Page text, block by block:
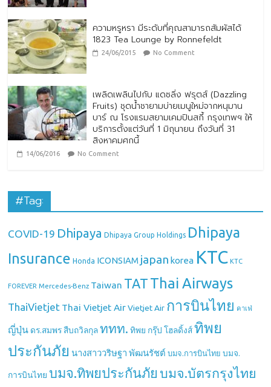
ความหรูหรา มีระดับที่คุณสามารถสัมผัสได้
1823 Tea Lounge by Ronnefeldt
24/06/2015 No Comment
เพลิดเพลินไปกับ แดซลิ่ง ฟรุตส์ (Dazzling
Fruits) ชุดน้ำชายามบ่ายเมนูใหม่จากหนุมาน
บาร์ ณ โรงแรมสยามเคมปินสกี้ กรุงเทพฯ ให้
บริการตั้งแต่วันที่ 1 มิถุนายน ถึงวันที่ 31
สิงหาคมศกนี้
14/06/2016 No Comment
#Tag:
COVID-19 Dhipaya Dhipaya Group Holdings Dhipaya
Insurance Honda ICONSIAM japan korea KTC KTC
FOREVER Mercedes-Benz Taiwan TAT Thai Airways
ThaiVietjet Thai Vietjet Air Vietjet Air การบินไทย คาเฟ่
ญี่ปุ่น ดร.สมพร สืบถวิลกุล ททท. ทิพย กรุ๊ป โฮลดิ้งส์ ทิพย
ประกันภัย นางสาววริษฐา พัฒนรัชต์ บมจ.การบินไทย บมจ.
การบินไทย บมจ.ทิพยประกันภัย บมจ.บัตรกรุงไทย